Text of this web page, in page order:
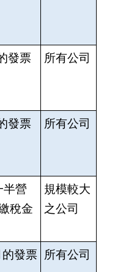
發票
所有公司
發票
所有公司
半營
稅金
規模較大
之公司
的發票
所有公司